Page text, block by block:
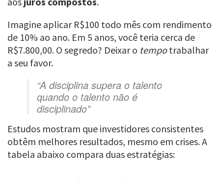
Imagine aplicar R$100 todo mês com rendimento
de 10% ao ano. Em 5 anos, você teria cerca de
R$7.800,00. O segredo? Deixar o tempotrabalhar
a seu favor.
“A disciplina supera o talento
quando o talento não é
disciplinado”
Estudos mostram que investidores consistentes
obtêm melhores resultados, mesmo em crises. A
tabela abaixo compara duas estratégias: